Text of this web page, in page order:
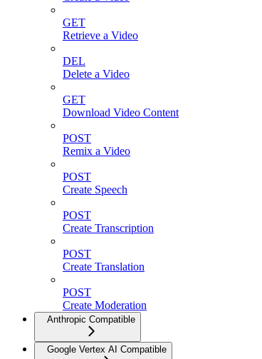
GET
Retrieve a Video
DEL
Delete a Video
GET
Download Video Content
POST
Remix a Video
POST
Create Speech
POST
Create Transcription
POST
Create Translation
POST
Create Moderation
Anthropic Compatible
Google Vertex AI Compatible